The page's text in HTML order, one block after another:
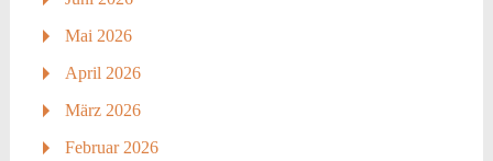
Mai 2026
April 2026
März 2026
Februar 2026